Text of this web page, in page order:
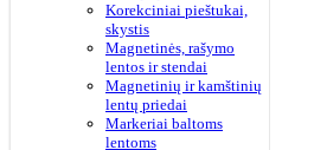
Korekciniai pieštukai,
skystis
Magnetinės, rašymo
lentos ir stendai
Magnetinių ir kamštinių
lentų priedai
Markeriai baltoms
lentoms